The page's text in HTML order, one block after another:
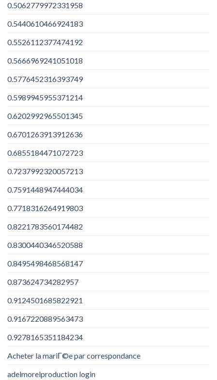
0.5062779972331958
0.5440610466924183
0.5526112377474192
0.5666969241051018
0.5776452316393749
0.5989945955371214
0.6202992965501345
0.6701263913912636
0.6855184471072723
0.7237992320057213
0.7591448947444034
0.7718316264919803
0.8221783560174482
0.8300440346520588
0.8495498468568147
0.873624734282957
0.9124501685822921
0.9167220889563473
0.9278165351184234
Acheter la mariГ©e par correspondance
adelmorelproduction login